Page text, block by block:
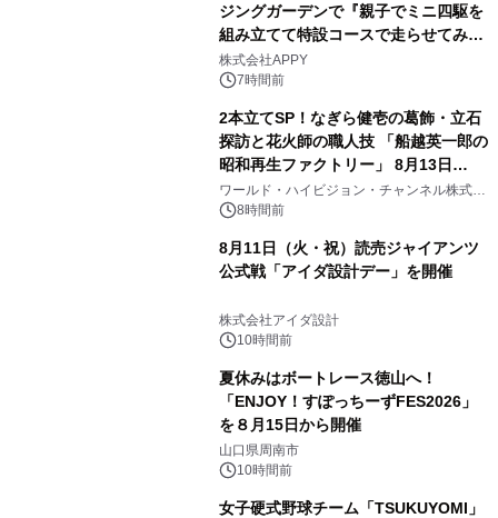
ジングガーデンで『親子でミニ四駆を
組み立てて特設コースで走らせてみよ
う！』を開催
株式会社APPY
7時間前
2本立てSP！なぎら健壱の葛飾・立石
探訪と花火師の職人技 「船越英一郎の
昭和再生ファクトリー」 8月13日
（木）よる9時～ BS12 トゥエルビで
放送
ワールド・ハイビジョン・チャンネル株式会
社 8時間前
8月11日（火・祝）読売ジャイアンツ
公式戦「アイダ設計デー」を開催
株式会社アイダ設計
10時間前
夏休みはボートレース徳山へ！
「ENJOY！すぽっちーずFES2026」
を８月15日から開催
山口県周南市
10時間前
女子硬式野球チーム「TSUKUYOMI」